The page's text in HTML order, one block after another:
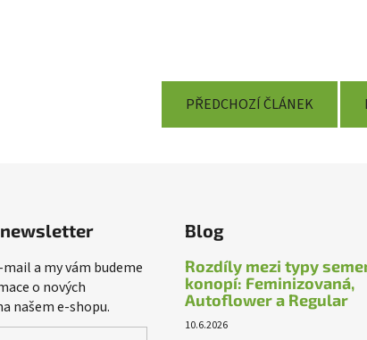
PŘEDCHOZÍ ČLÁNEK
a my vám budeme
o nových
našem e-shopu.
Blog
Rozdíly mezi typy
konopí: Feminizovaná,
Autoflower a Regular
10.6.2026